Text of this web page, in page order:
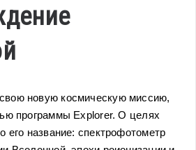
новую космическую миссию,
программы Explorer. О целях
его название: спектрофотометр